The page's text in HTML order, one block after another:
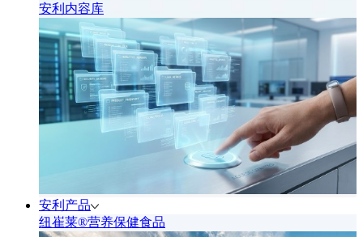
安利内容库
安利产品
纽崔莱®营养保健食品